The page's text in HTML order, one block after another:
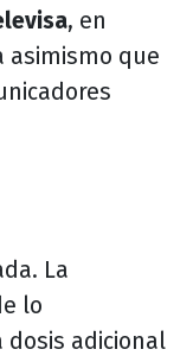
, en
asimismo que
La
lo
adicional